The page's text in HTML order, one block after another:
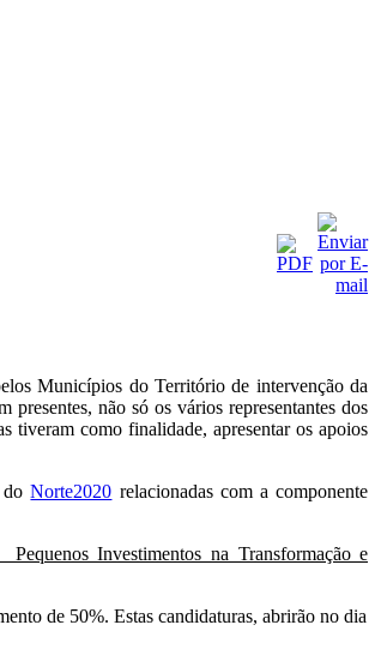
Municípios do Território de intervenção da
presentes, não só os vários representantes dos
tiveram como finalidade, apresentar os apoios
doNorte2020 relacionadas com a componente
Investimentos na Transformação e
de 50%. Estas candidaturas, abrirão no dia